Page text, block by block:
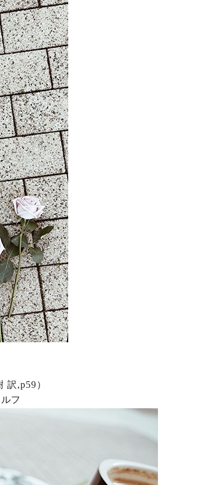
訳,p59）
フ